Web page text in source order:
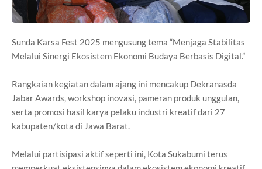
Sunda Karsa Fest 2025 mengusung tema “Menjaga Stabilitas
Melalui Sinergi Ekosistem Ekonomi Budaya Berbasis Digital.”
Rangkaian kegiatan dalam ajang ini mencakup Dekranasda
Jabar Awards, workshop inovasi, pameran produk unggulan,
serta promosi hasil karya pelaku industri kreatif dari 27
kabupaten/kota di Jawa Barat.
Melalui partisipasi aktif seperti ini, Kota Sukabumi terus